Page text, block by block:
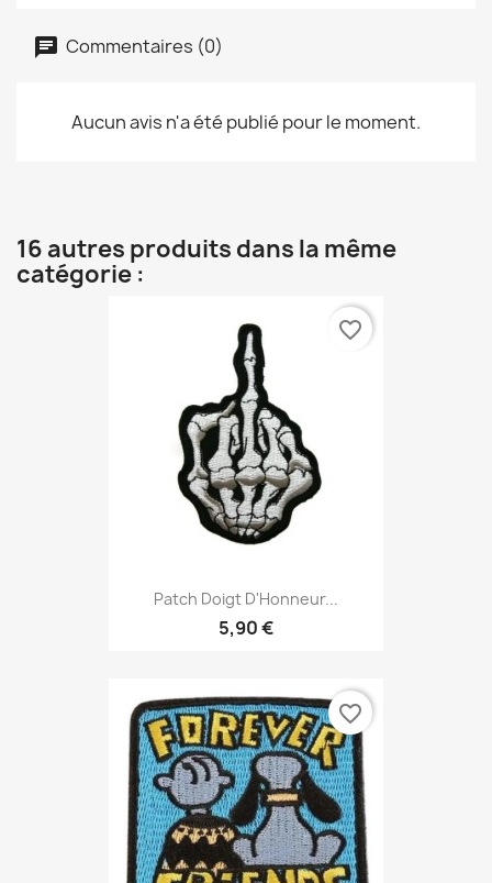
Commentaires (0)
Aucun avis n'a été publié pour le moment.
16 autres produits dans la même
catégorie :
Patch Doigt D'Honneur...
5,90 €
favorite_border
favorite_border